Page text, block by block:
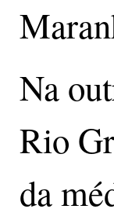
Na
Rio
da